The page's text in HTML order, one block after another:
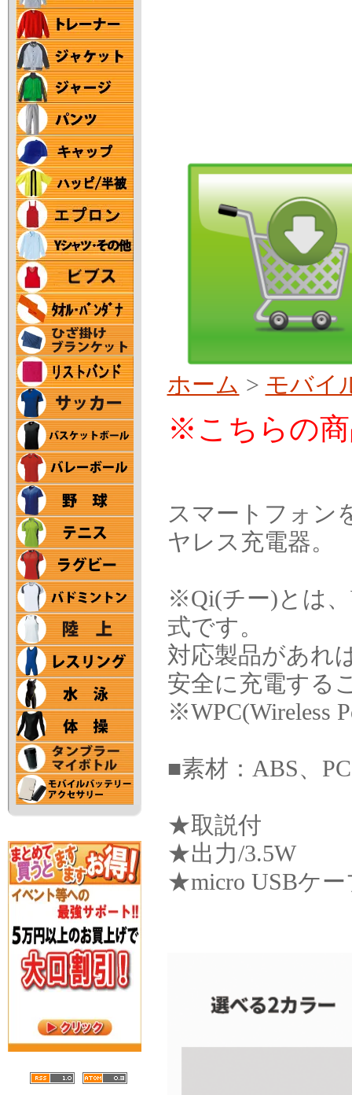
ホーム > モバイ
※こちらの
スマートフォン
ヤレス充電器。
※Qi(チー)とは、
式です。
対応製品があれ
安全に充電する
※WPC(Wireless
■素材：ABS、
★取説付
★出力/3.5W
★micro USBケ